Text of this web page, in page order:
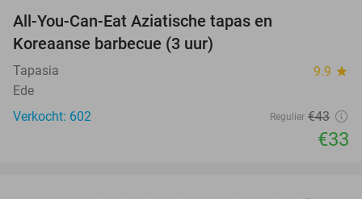
All-You-Can-Eat Aziatische tapas en
Koreaanse barbecue (3 uur)
Tapasia 9.9 star
Ede
Verkocht: 602
Regulier €43
€33